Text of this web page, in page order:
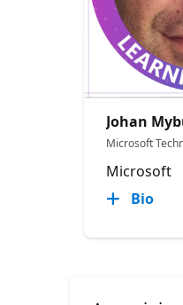
Johan
Microsoft
Microsoft
Bio